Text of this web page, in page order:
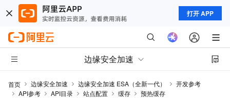
打开 APP
边缘安全加速
首页 边缘安全加速 边缘安全加速 ESA（全新一代）
开发参考
API参考
API目录 站点配置 缓存
预热缓存